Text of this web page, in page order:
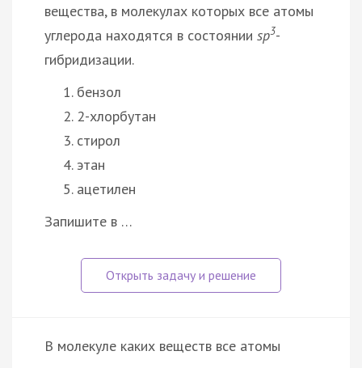
вещества, в молекулах которых все атомы
углерода находятся в состоянии sp3-
гибридизации.
бензол
2-хлорбутан
стирол
этан
ацетилен
Запишите в …
В молекуле каких веществ все атомы